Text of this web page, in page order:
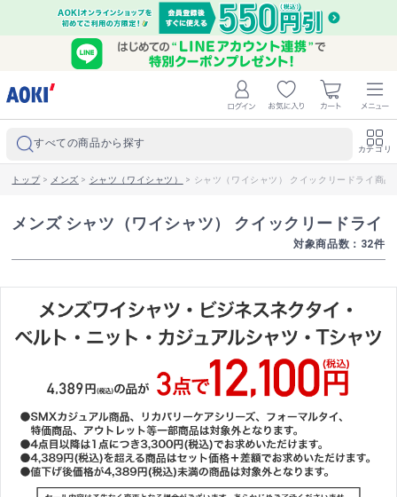
すべての商品から探す カテゴリ
トップ> メンズ > シャツ（ワイシャツ） > シャツ（ワイシャツ） クイックリードライ商品
メンズ シャツ（ワイシャツ） クイックリードライ
対象商品数： 32件